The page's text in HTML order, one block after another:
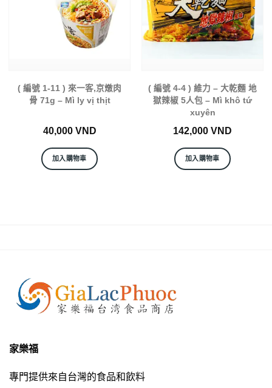
( 編號 1-11 ) 來一客,京燉肉
骨 71g – Mì ly vị thịt
40,000 VND
加入購物車
( 編號 4-4 ) 維力 – 大乾麵 地
獄辣椒 5人包 – Mì khô tứ
xuyên
142,000 VND
加入購物車
家樂福
專門提供來自台灣的食品和飲料